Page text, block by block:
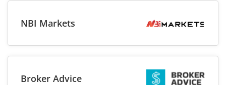
NBI Markets
Broker Advice